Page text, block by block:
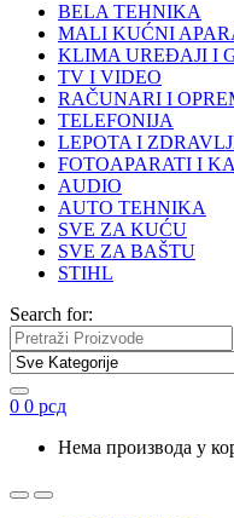
BELA TEHNIKA
MALI KUĆNI
KLIMA UREĐAJI I
TV I VIDEO
RAČUNARI I
TELEFONIJA
LEPOTA I
FOTOAPARATI I
AUDIO
AUTO TEHNIKA
SVE ZA KUĆU
SVE ZA BAŠTU
STIHL
Search for:
0 0 рсд
Нема производа у